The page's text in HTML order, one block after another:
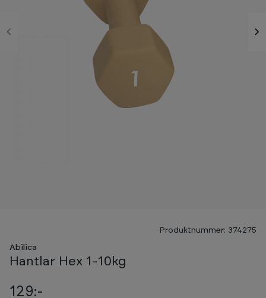
Produktnummer: 374275
Abilica
Hantlar Hex 1-10kg
129:-